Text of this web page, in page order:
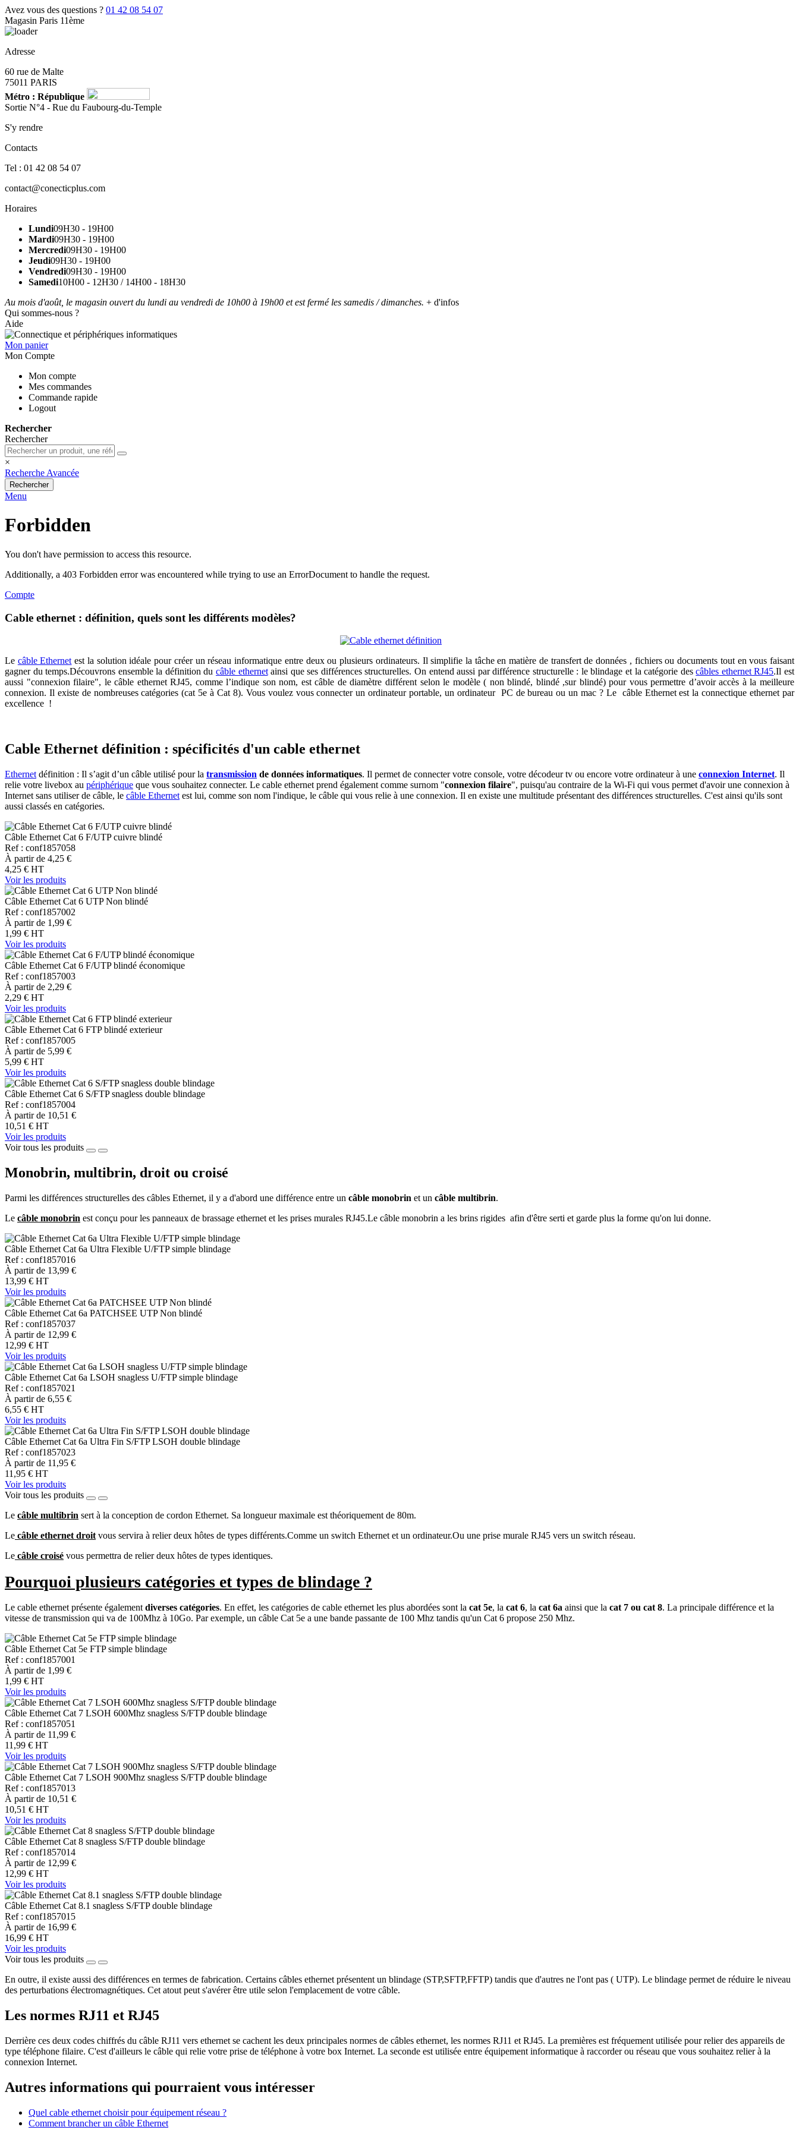
Avez vous des questions ? 01 42 08 54 07
Magasin Paris 11ème
Adresse
60 rue de Malte
75011 PARIS
Métro : République
Sortie N°4 - Rue du Faubourg-du-Temple
S'y rendre
Contacts
Tel : 01 42 08 54 07
contact@conecticplus.com
Horaires
Lundi09H30 - 19H00
Mardi09H30 - 19H00
Mercredi09H30 - 19H00
Jeudi09H30 - 19H00
Vendredi09H30 - 19H00
Samedi10H00 - 12H30 / 14H00 - 18H30
Au mois d'août, le magasin ouvert du lundi au vendredi de 10h00 à 19h00 et est fermé les samedis / dimanches. + d'infos
Qui sommes-nous ?
Aide
Mon panier
Mon Compte
Mon compte
Mes commandes
Commande rapide
Logout
Rechercher
Rechercher
×
Recherche Avancée
Rechercher
Menu
Forbidden
You don't have permission to access this resource.
Additionally, a 403 Forbidden error was encountered while trying to use an ErrorDocument to handle the request.
Compte
Cable ethernet : définition, quels sont les différents modèles?
Le câble Ethernet est la solution idéale pour créer un réseau informatique entre deux ou plusieurs ordinateurs. Il simplifie la tâche en matière de transfert de données , fichiers ou documents tout en vous faisant
gagner du temps.Découvrons ensemble la définition du câble ethernetainsi que ses différences structurelles. On entend aussi par différence structurelle : le blindage et la catégorie descâbles ethernet RJ45.Il est
aussi "connexion filaire", le câble ethernet RJ45, comme l’indique son nom, est câble de diamètre différent selon le modèle ( non blindé, blindé ,sur blindé) pour vous permettre d’avoir accès à la meilleure
connexion. Il existe de nombreuses catégories (cat 5e à Cat 8). Vous voulez vous connecter un ordinateur portable, un ordinateur PC de bureau ou un mac ? Le câble Ethernet est la connectique ethernet par
excellence !
Cable Ethernet définition : spécificités d'un cable ethernet
Ethernet définition : Il s’agit d’un câble utilisé pour la transmission de données informatiques. Il permet de connecter votre console, votre décodeur tv ou encore votre ordinateur à une connexion Internet. Il
relie votre livebox au périphérique que vous souhaitez connecter. Le cable ethernet prend également comme surnom "connexion filaire", puisqu'au contraire de la Wi-Fi qui vous permet d'avoir une connexion à
Internet sans utiliser de câble, le câble Ethernet est lui, comme son nom l'indique, le câble qui vous relie à une connexion. Il en existe une multitude présentant des différences structurelles. C'est ainsi qu'ils sont
aussi classés en catégories.
Câble Ethernet Cat 6 F/UTP cuivre blindé
Ref : conf1857058
À partir de 4,25 €
4,25 € HT
Voir les produits
Câble Ethernet Cat 6 UTP Non blindé
Ref : conf1857002
À partir de 1,99 €
1,99 € HT
Voir les produits
Câble Ethernet Cat 6 F/UTP blindé économique
Ref : conf1857003
À partir de 2,29 €
2,29 € HT
Voir les produits
Câble Ethernet Cat 6 FTP blindé exterieur
Ref : conf1857005
À partir de 5,99 €
5,99 € HT
Voir les produits
Câble Ethernet Cat 6 S/FTP snagless double blindage
Ref : conf1857004
À partir de 10,51 €
10,51 € HT
Voir les produits
Voir tous les produits
Monobrin, multibrin, droit ou croisé
Parmi les différences structurelles des câbles Ethernet, il y a d'abord une différence entre un câble monobrin et un câble multibrin.
Le câble monobrin est conçu pour les panneaux de brassage ethernet et les prises murales RJ45.Le câble monobrin a les brins rigides afin d'être serti et garde plus la forme qu'on lui donne.
Câble Ethernet Cat 6a Ultra Flexible U/FTP simple blindage
Ref : conf1857016
À partir de 13,99 €
13,99 € HT
Voir les produits
Câble Ethernet Cat 6a PATCHSEE UTP Non blindé
Ref : conf1857037
À partir de 12,99 €
12,99 € HT
Voir les produits
Câble Ethernet Cat 6a LSOH snagless U/FTP simple blindage
Ref : conf1857021
À partir de 6,55 €
6,55 € HT
Voir les produits
Câble Ethernet Cat 6a Ultra Fin S/FTP LSOH double blindage
Ref : conf1857023
À partir de 11,95 €
11,95 € HT
Voir les produits
Voir tous les produits
Le câble multibrin sert à la conception de cordon Ethernet. Sa longueur maximale est théoriquement de 80m.
Le câble ethernet droit vous servira à relier deux hôtes de types différents.Comme un switch Ethernet et un ordinateur.Ou une prise murale RJ45 vers un switch réseau.
Le câble croisé vous permettra de relier deux hôtes de types identiques.
Pourquoi plusieurs catégories et types de blindage ?
Le cable ethernet présente également diverses catégories. En effet, les catégories de cable ethernet les plus abordées sont la cat 5e, la cat 6, la cat 6a ainsi que la cat 7 ou cat 8. La principale différence et la
vitesse de transmission qui va de 100Mhz à 10Go. Par exemple, un câble Cat 5e a une bande passante de 100 Mhz tandis qu'un Cat 6 propose 250 Mhz.
Câble Ethernet Cat 5e FTP simple blindage
Ref : conf1857001
À partir de 1,99 €
1,99 € HT
Voir les produits
Câble Ethernet Cat 7 LSOH 600Mhz snagless S/FTP double blindage
Ref : conf1857051
À partir de 11,99 €
11,99 € HT
Voir les produits
Câble Ethernet Cat 7 LSOH 900Mhz snagless S/FTP double blindage
Ref : conf1857013
À partir de 10,51 €
10,51 € HT
Voir les produits
Câble Ethernet Cat 8 snagless S/FTP double blindage
Ref : conf1857014
À partir de 12,99 €
12,99 € HT
Voir les produits
Câble Ethernet Cat 8.1 snagless S/FTP double blindage
Ref : conf1857015
À partir de 16,99 €
16,99 € HT
Voir les produits
Voir tous les produits
En outre, il existe aussi des différences en termes de fabrication. Certains câbles ethernet présentent un blindage (STP,SFTP,FFTP) tandis que d'autres ne l'ont pas ( UTP). Le blindage permet de réduire le niveau
des perturbations électromagnétiques. Cet atout peut s'avérer être utile selon l'emplacement de votre câble.
Les normes RJ11 et RJ45
Derrière ces deux codes chiffrés du câble RJ11 vers ethernet se cachent les deux principales normes de câbles ethernet, les normes RJ11 et RJ45. La premières est fréquement utilisée pour relier des appareils de
type téléphone filaire. C'est d'ailleurs le câble qui relie votre prise de téléphone à votre box Internet. La seconde est utilisée entre équipement informatique à raccorder ou réseau que vous souhaitez relier à la
connexion Internet.
Autres informations qui pourraient vous intéresser
Quel cable ethernet choisir pour équipement réseau ?
Comment brancher un câble Ethernet